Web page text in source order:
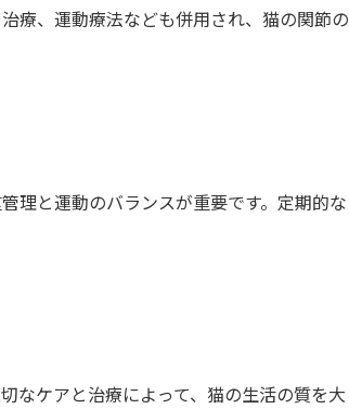
療、運動療法なども併用され、猫の関節の
理と運動のバランスが重要です。定期的な
なケアと治療によって、猫の生活の質を大